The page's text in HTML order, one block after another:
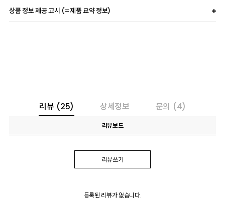
상품 정보 제공 고시 (=제품 요약 정보)
리뷰 (25) 상세정보 문의 (4)
리뷰보드
리뷰쓰기
등록된 리뷰가 없습니다.